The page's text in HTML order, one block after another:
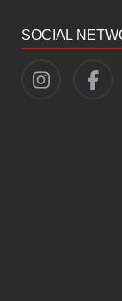
SOCIAL